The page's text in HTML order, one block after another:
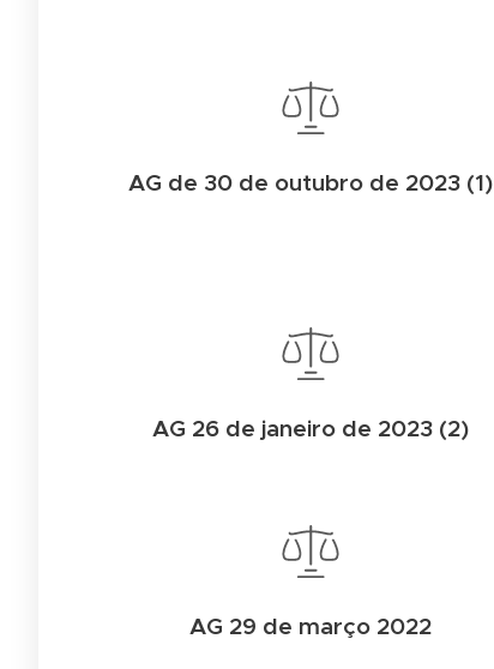
AG de 30 de outubro de 2023 (1)
AG 26 de janeiro de 2023 (2)
AG 29 de março 2022